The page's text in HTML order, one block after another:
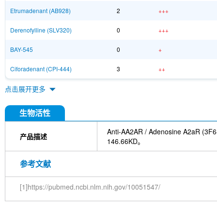
Etrumadenant (AB928) 2 +++
Derenofylline (SLV320) 0 +++
BAY-545 0 +
Ciforadenant (CPI-444) 3 ++
点击展开更多
生物活性
产品描述
Anti-AA2AR / Adenosine A2aR
146.66KD。
参考文献
[1]https://pubmed.ncbi.nlm.nih.gov/10051547/